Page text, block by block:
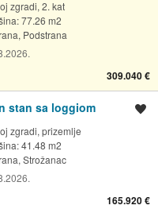
zgradi, 2. kat
77.26 m2
Podstrana
309.040 €
stan sa loggiom
zgradi, prizemlje
41.48 m2
Strožanac
165.920 €